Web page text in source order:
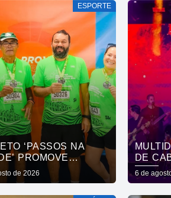
ESPORTE
‘PASSOS NA
PROMOVE
SOCIAL E
CUIDADO EM
de 2026
DE
6 de